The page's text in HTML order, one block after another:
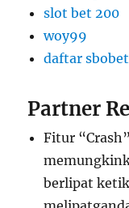
slot bet 200
woy99
daftar
Partner
Fitur
berlipat